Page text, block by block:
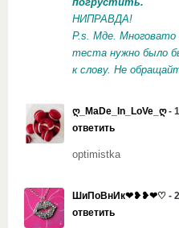
погрустить.
НИПРАВДА!
P.s. Мде. Многовато
теста нужно было
к слову. Не
ღ_MaDe_In_LoVe_ღ-
ответить
optimistka
ШиПоВнИк❤❥❥❤♡ -
ответить